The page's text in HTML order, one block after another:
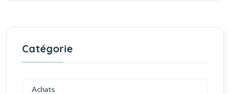
Catégorie
Achats